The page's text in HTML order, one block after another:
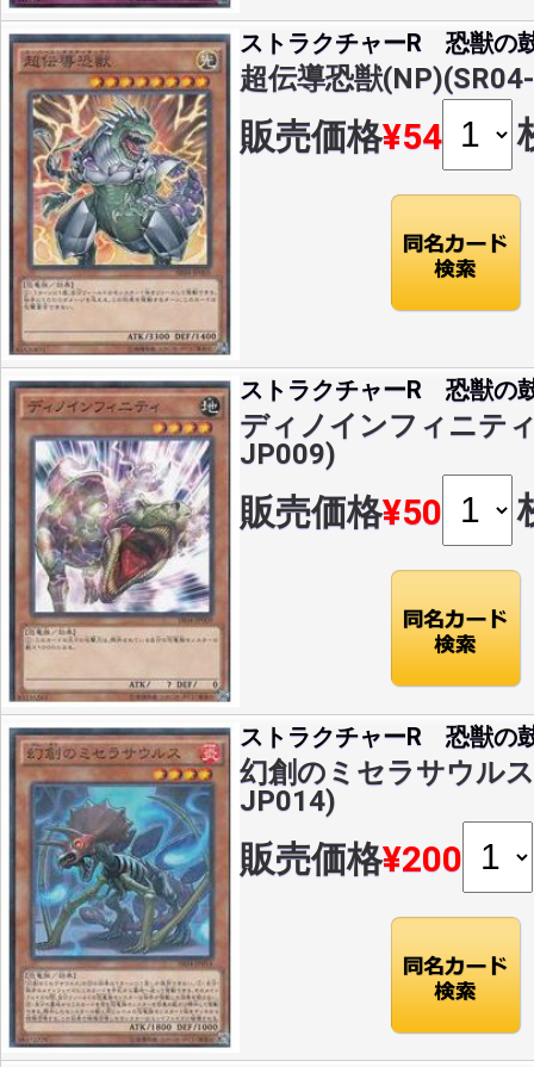
ストラクチャーR 恐獣の
超伝導恐獣
販売価格¥54
ストラクチャーR 恐獣の
ディノインフィニテ
JP009)
販売価格¥50
ストラクチャーR 恐獣の
幻創のミセラサウル
JP014)
販売価格¥200